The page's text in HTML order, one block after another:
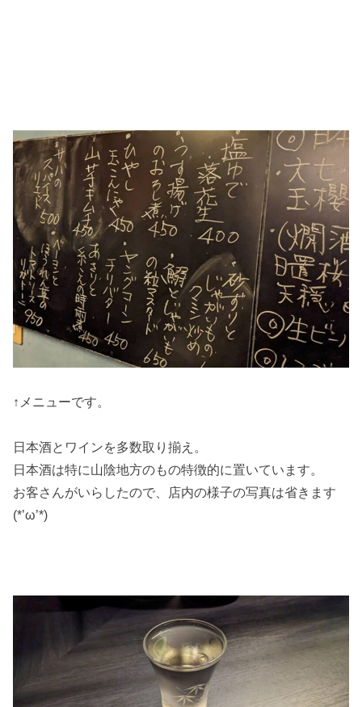
↑メニューです。
日本酒とワインを多数取り揃え。
日本酒は特に山陰地方のもの特徴的に置いています。
お客さんがいらしたので、店内の様子の写真は省きます
(*’ω’*)